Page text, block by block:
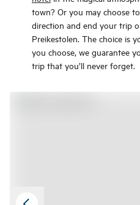
town? Or you may choose
direction and end your trip
Preikestolen. The choice is
you choose, we guarantee
trip that you’ll never forget.